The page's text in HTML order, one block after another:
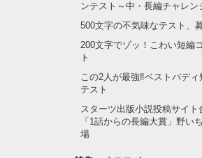
ンテスト～中・長編チャレン
500文字の不気味なテスト、
200文字でゾッ！こわい短編
ト
この2人が最強‼ベストバディ
テスト
スターツ出版小説投稿サイト
「1話からの長編大賞」野い
場